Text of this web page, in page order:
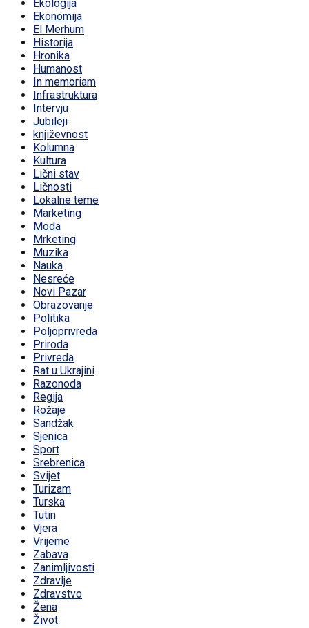
Ekologija
Ekonomija
El Merhum
Historija
Hronika
Humanost
In memoriam
Infrastruktura
Intervju
Jubileji
književnost
Kolumna
Kultura
Lični stav
Ličnosti
Lokalne teme
Marketing
Moda
Mrketing
Muzika
Nauka
Nesreće
Novi Pazar
Obrazovanje
Politika
Poljoprivreda
Priroda
Privreda
Rat u Ukrajini
Razonoda
Regija
Rožaje
Sandžak
Sjenica
Sport
Srebrenica
Svijet
Turizam
Turska
Tutin
Vjera
Vrijeme
Zabava
Zanimljivosti
Zdravlje
Zdravstvo
Žena
Život